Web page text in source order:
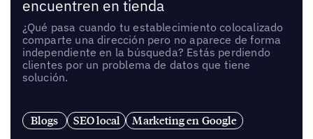
encuentren en tienda
¿Qué pasa cuando tu establecimiento colocalizado
comparte una dirección pero no aparece de forma
independiente en la búsqueda? Estás perdiendo
clientes por un problema de datos que tiene
solución.
Blogs SEO local Marketing en Google